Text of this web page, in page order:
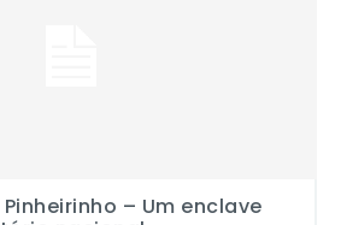
– Um enclave